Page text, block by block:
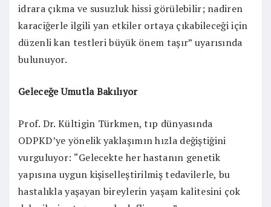
idrara çıkma ve susuzluk hissi görülebilir; nadiren
karaciğerle ilgili yan etkiler ortaya çıkabileceği için
düzenli kan testleri büyük önem taşır” uyarısında
bulunuyor.
Geleceğe Umutla Bakılıyor
Prof. Dr. Kültigin Türkmen, tıp dünyasında
ODPKD’ye yönelik yaklaşımın hızla değiştiğini
vurguluyor: “Gelecekte her hastanın genetik
yapısına uygun kişiselleştirilmiş tedavilerle, bu
hastalıkla yaşayan bireylerin yaşam kalitesini çok